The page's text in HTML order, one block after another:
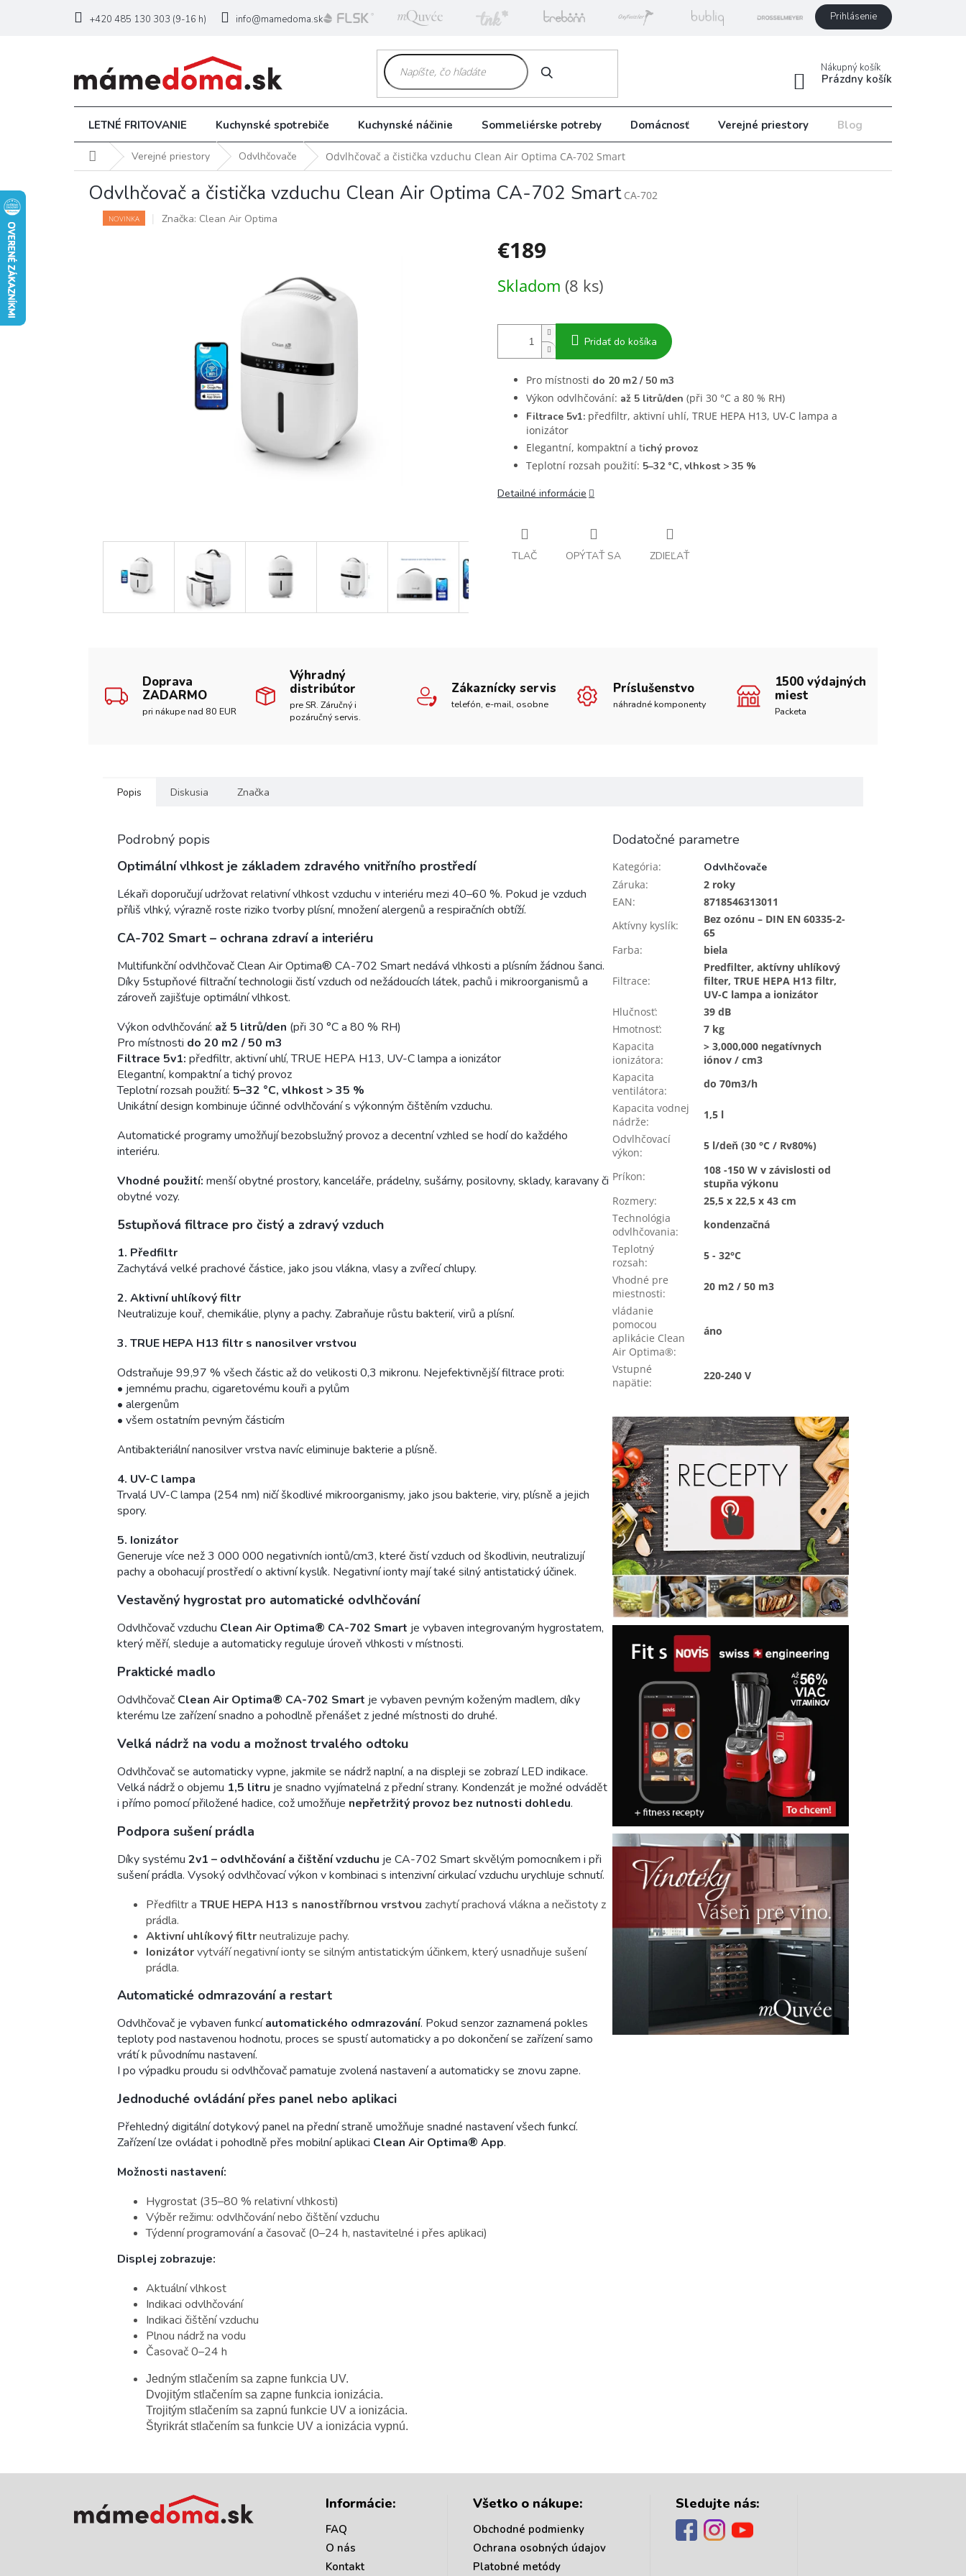
+420 485 130 303 (9-16 h) info@mamedoma.sk Prihlásenie
HĽADAŤ Nákupný košík
Prázdny košík
LETNÉ FRITOVANIE Kuchynské spotrebiče Kuchynské náčinie Sommeliérske potreby Domácnosť Verejné priestory Blog
DomovVerejné priestory Odvlhčovače Odvlhčovač a čistička vzduchu Clean Air Optima CA-702 Smart
Odvlhčovač a čistička vzduchu Clean Air Optima CA-702 Smart CA-702
NOVINKA Značka: Clean Air Optima
€189
cena:
Skladom (8 ks)
Pridať do košíka
Pro místnosti do 20 m2 / 50 m3
Výkon odvlhčování: až 5 litrů/den (při 30 °C a 80 % RH)
Filtrace 5v1: předfiltr, aktivní uhlí, TRUE HEPA H13, UV-C lampa a
ionizátor
Elegantní, kompaktní a tichý provoz
Teplotní rozsah použití: 5–32 °C, vlhkost > 35 %
Detailné informácie
TLAČ OPÝTAŤ SA ZDIEĽAŤ
Doprava
ZADARMO
pri nákupe nad 80 EUR
Výhradný
distribútor
pre SR. Záručný i
pozáručný servis.
Zákaznícky servis
telefón, e-mail, osobne
Príslušenstvo
náhradné komponenty
1500 výdajných
miest
Packeta
Popis Diskusia Značka
Podrobný popis
Optimální vlhkost je základem zdravého vnitřního prostředí
Lékaři doporučují udržovat relativní vlhkost vzduchu v interiéru mezi 40–60 %. Pokud je vzduch
příliš vlhký, výrazně roste riziko tvorby plísní, množení alergenů a respiračních obtíží.
CA-702 Smart – ochrana zdraví a interiéru
Multifunkční odvlhčovač Clean Air Optima® CA-702 Smart nedává vlhkosti a plísním žádnou šanci.
Díky 5stupňové filtrační technologii čistí vzduch od nežádoucích látek, pachů i mikroorganismů a
zároveň zajišťuje optimální vlhkost.
Výkon odvlhčování: až 5 litrů/den (při 30 °C a 80 % RH)
Pro místnosti do 20 m2 / 50 m3
Filtrace 5v1: předfiltr, aktivní uhlí, TRUE HEPA H13, UV-C lampa a ionizátor
Elegantní, kompaktní a tichý provoz
Teplotní rozsah použití: 5–32 °C, vlhkost > 35 %
Unikátní design kombinuje účinné odvlhčování s výkonným čištěním vzduchu.
Automatické programy umožňují bezobslužný provoz a decentní vzhled se hodí do každého
interiéru.
Vhodné použití: menší obytné prostory, kanceláře, prádelny, sušárny, posilovny, sklady, karavany či
obytné vozy.
5stupňová filtrace pro čistý a zdravý vzduch
1. Předfiltr
Zachytává velké prachové částice, jako jsou vlákna, vlasy a zvířecí chlupy.
2. Aktivní uhlíkový filtr
Neutralizuje kouř, chemikálie, plyny a pachy. Zabraňuje růstu bakterií, virů a plísní.
3. TRUE HEPA H13 filtr s nanosilver vrstvou
Odstraňuje 99,97 % všech částic až do velikosti 0,3 mikronu. Nejefektivnější filtrace proti:
• jemnému prachu, cigaretovému kouři a pylům
• alergenům
• všem ostatním pevným částicím
Antibakteriální nanosilver vrstva navíc eliminuje bakterie a plísně.
4. UV-C lampa
Trvalá UV-C lampa (254 nm) ničí škodlivé mikroorganismy, jako jsou bakterie, viry, plísně a jejich
spory.
5. Ionizátor
Generuje více než 3 000 000 negativních iontů/cm3, které čistí vzduch od škodlivin, neutralizují
pachy a obohacují prostředí o aktivní kyslík. Negativní ionty mají také silný antistatický účinek.
Vestavěný hygrostat pro automatické odvlhčování
Odvlhčovač vzduchu Clean Air Optima® CA-702 Smart je vybaven integrovaným hygrostatem,
který měří, sleduje a automaticky reguluje úroveň vlhkosti v místnosti.
Praktické madlo
Odvlhčovač Clean Air Optima® CA-702 Smart je vybaven pevným koženým madlem, díky
kterému lze zařízení snadno a pohodlně přenášet z jedné místnosti do druhé.
Velká nádrž na vodu a možnost trvalého odtoku
Odvlhčovač se automaticky vypne, jakmile se nádrž naplní, a na displeji se zobrazí LED indikace.
Velká nádrž o objemu 1,5 litru je snadno vyjímatelná z přední strany. Kondenzát je možné odvádět
i přímo pomocí přiložené hadice, což umožňuje nepřetržitý provoz bez nutnosti dohledu.
Podpora sušení prádla
Díky systému 2v1 – odvlhčování a čištění vzduchu je CA-702 Smart skvělým pomocníkem i při
sušení prádla. Vysoký odvlhčovací výkon v kombinaci s intenzivní cirkulací vzduchu urychluje schnutí.
Předfiltr a TRUE HEPA H13 s nanostříbrnou vrstvou zachytí prachová vlákna a nečistoty z
prádla.
Aktivní uhlíkový filtrneutralizuje pachy.
Ionizátorvytváří negativní ionty se silným antistatickým účinkem, který usnadňuje sušení
prádla.
Automatické odmrazování a restart
Odvlhčovač je vybaven funkcíautomatického odmrazování. Pokud senzor zaznamená pokles
teploty pod nastavenou hodnotu, proces se spustí automaticky a po dokončení se zařízení samo
vrátí k původnímu nastavení.
I po výpadku proudu si odvlhčovač pamatuje zvolená nastavení a automaticky se znovu zapne.
Jednoduché ovládání přes panel nebo aplikaci
Přehledný digitální dotykový panel na přední straně umožňuje snadné nastavení všech funkcí.
Zařízení lze ovládat i pohodlně přes mobilní aplikaci Clean Air Optima® App.
Možnosti nastavení:
Hygrostat (35–80 % relativní vlhkosti)
Výběr režimu: odvlhčování nebo čištění vzduchu
Týdenní programování a časovač (0–24 h, nastavitelné i přes aplikaci)
Displej zobrazuje:
Aktuální vlhkost
Indikaci odvlhčování
Indikaci čištění vzduchu
Plnou nádrž na vodu
Časovač 0–24 h
Jedným stlačením sa zapne funkcia UV.
Dvojitým stlačením sa zapne funkcia ionizácia.
Trojitým stlačením sa zapnú funkcie UV a ionizácia.
Štyrikrát stlačením sa funkcie UV a ionizácia vypnú.
Dodatočné parametre
Kategória:
Odvlhčovače
Záruka:
2 roky
EAN:
8718546313011
Aktívny kyslík:
Bez ozónu – DIN EN 60335-2-
65
Farba: biela
Filtrace:
Predfilter, aktívny uhlíkový
filter, TRUE HEPA H13 filtr,
UV-C lampa a ionizátor
Hlučnosť:
39 dB
Hmotnosť:
7 kg
Kapacita
ionizátora:
> 3,000,000 negatívnych
iónov / cm3
Kapacita
ventilátora:
do 70m3/h
Kapacita vodnej
nádrže:
1,5 l
Odvlhčovací
výkon:
5 l/deň (30 °C / Rv80%)
Príkon:
108 -150 W v závislosti od
stupňa výkonu
Rozmery:
25,5 x 22,5 x 43 cm
Technológia
odvlhčovania:
kondenzačná
Teplotný
rozsah:
5 - 32°C
Vhodné pre
miestnosti:
20 m2 / 50 m3
vládanie
pomocou
aplikácie Clean
Air Optima®:
áno
Vstupné
napätie:
220-240 V
Informácie:
FAQ
O nás
Kontakt
Všetko o nákupe:
Obchodné podmienky
Ochrana osobných údajov
Platobné metódy
Sledujte nás: